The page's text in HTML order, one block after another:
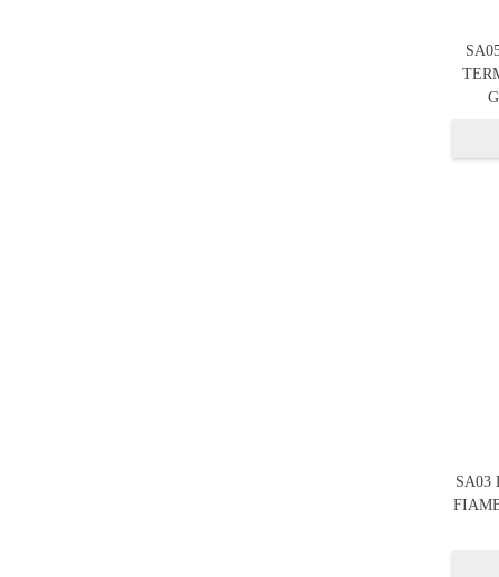
SA03